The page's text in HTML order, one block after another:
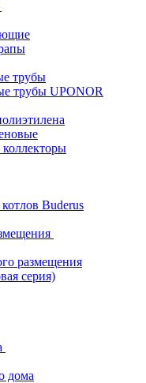
трубы
трубы UPONOR
Buderus
размещения
серия)
дома